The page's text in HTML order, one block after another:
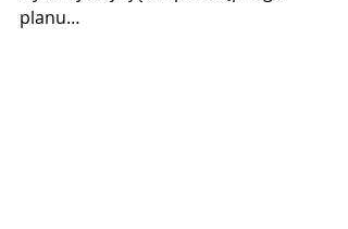
planu…